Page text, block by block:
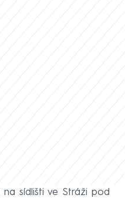
na sídlišti ve Stráži pod